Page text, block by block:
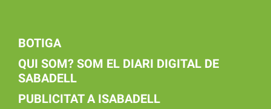
BOTIGA
QUI SOM? SOM EL DIARI DIGITAL DE
SABADELL
PUBLICITAT A ISABADELL